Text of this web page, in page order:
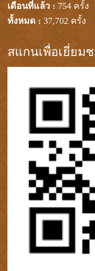
เดือนที่แล้ว : 754 ครั้ง
ทั้งหมด : 37,702 ครั้ง
สแกนเพื่อเยี่ยม